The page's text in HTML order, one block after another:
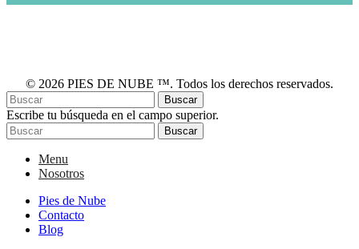
© 2026 PIES DE NUBE ™. Todos los derechos reservados.
Buscar
Escribe tu búsqueda en el campo superior.
Buscar
Menu
Nosotros
Pies de Nube
Contacto
Blog